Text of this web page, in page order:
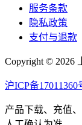
服务条款
隐私政策
支付与退款
Copyright © 2026
沪ICP备17011360
产品下载、充值